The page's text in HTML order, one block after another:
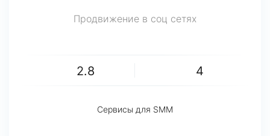
Продвижение в соц сетях
2.8 4
Сервисы для SMM